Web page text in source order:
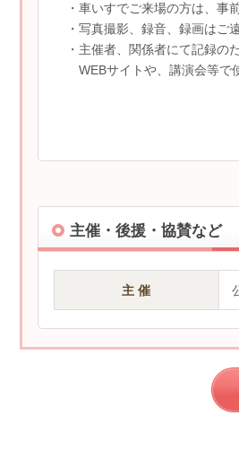
・車いすでご来場の方は、事
・写真撮影、録音、録画はご遠
・主催者、関係者にて記録の
WEBサイトや、講演会等で
主催・後援・協賛など
主 催